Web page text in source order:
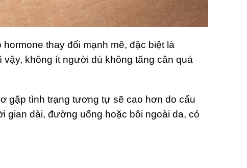
thay đổi mạnh mẽ, đặc biệt là
không ít người dù không tăng cân quá
gặp tình trạng tương tự sẽ cao hơn do cấu
gian dài, đường uống hoặc bôi ngoài da, có